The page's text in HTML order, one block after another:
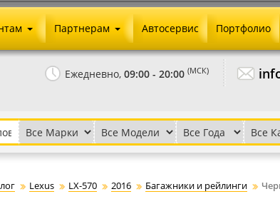
Ежедневно, 09:00 - 20:00 (МСК)
заказ
на авто
директору
Партнерам
Агентское вознаграждение
Скачать прайс
Автосервис Портфолио
Lexus LX-570 2016 Багажники и рейлинги